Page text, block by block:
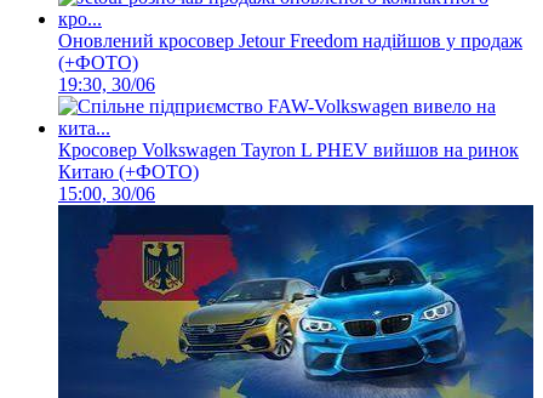
Оновлений кросовер Jetour Freedom надійшов у продаж
(+ФОТО)
19:30, 30/06
Кросовер Volkswagen Tayron L PHEV вийшов на ринок
Китаю (+ФОТО)
15:00, 30/06